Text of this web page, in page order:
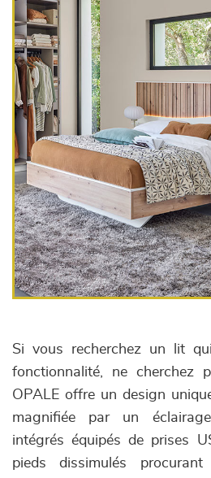
décoration
Si vous recherchez un lit
fonctionnalité, ne
OPALE offre un design
magnifiée par un
intégrés équipés de prises
pieds dissimulés